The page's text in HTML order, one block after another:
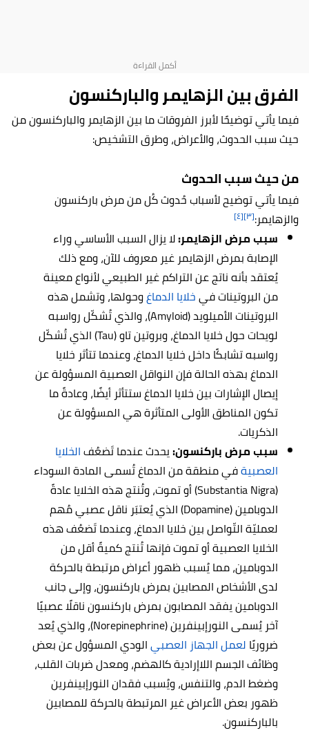
الفرق بين الزهايمر والباركنسون
فيما يأتي توضيحًا لأبرز الفروقات ما بين الزهايمر والباركنسون من
حيث سبب الحدوث، والأعراض، وطرق التشخيص:
من حيث سبب الحدوث
فيما يأتي توضيح لأسباب حُدوث كُل من مرض باركنسون
والزهايمر:[٣] [٤]
سبب مرض الزهايمر:لا يزال السبب الأساسي وراء
الإصابة بمرض الزهايمر غير معروف للآن، ومع ذلك
يُعتقد بأنهناتج عن التراكم غير الطبيعي لأنواع معينة
من البروتينات فيخلايا الدماغوحولها، وتشمل هذه
البروتينات الأميلويد (Amyloid)، والذي تُشكّل رواسبه
لويحات حول خلايا الدماغ، وبروتين تاو (Tau) الذي تُشكّل
رواسبه تشابكًا داخل خلايا الدماغ، وعندما تتأثر خلايا
الدماغ بهذه الحالة فإن النواقل العصبية المسؤولة عن
إيصال الإشارات بين خلايا الدماغ ستتأثر أيضًا، وعادةً ما
تكون المناطق الأولى المتأثرة هي المسؤولة عن
الذكريات.
سبب مرض باركنسون:يحدث عندما تَضعُفالخلايا
العصبيةفي منطقة من الدماغ تُسمى المادة السوداء
(Substantia Nigra) أو تموت، وتُنتج هذه الخلايا عادةً
الدوبامين (Dopamine) الذي يُعتبَر ناقل عصبي مُهم
لعمليّة التّواصل بين خلايا الدماغ، وعندما تَضعُف هذه
الخلايا العصبية أو تموت فإنها تُنتج كميةً أقل من
الدوبامين، مما يُسبب ظهور أعراض مرتبطة بالحركة
لدى الأشخاص المصابين بمرض باركنسون، وإلى جانب
الدوبامين يفقد المصابون بمرض باركنسون ناقلًا عصبيًا
آخر يُسمى النورإبينفرين (Norepinephrine)، والذي يُعد
ضروريًا لعمل الجهاز العصبيالودي المسؤول عن بعض
وظائف الجسم اللاإرادية كالهضم، ومعدل ضربات القلب،
وضغط الدم، والتنفس، ويُسبب فقدان النورإبينفرين
ظهور بعض الأعراض غير المرتبطة بالحركة للمصابين
بالباركنسون.